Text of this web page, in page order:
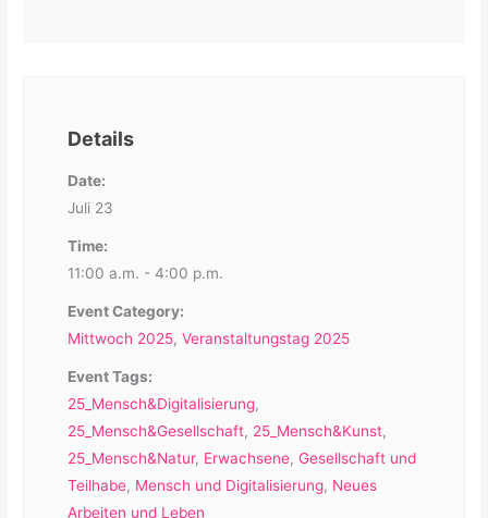
Details
Date:
Juli 23
Time:
11:00 a.m. - 4:00 p.m.
Event Category:
Mittwoch 2025,Veranstaltungstag 2025
Event Tags:
25_Mensch&Digitalisierung,
25_Mensch&Gesellschaft, 25_Mensch&Kunst,
25_Mensch&Natur, Erwachsene,Gesellschaft und
Teilhabe, Mensch und Digitalisierung, Neues
Arbeiten und Leben